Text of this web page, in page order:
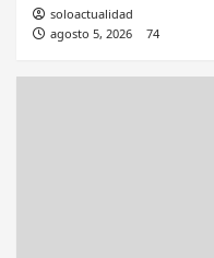
soloactualidad
agosto 5, 2026
74